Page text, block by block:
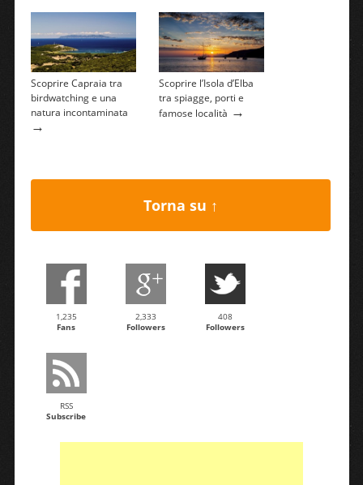
Scoprire Capraia tra
birdwatching e una
natura incontaminata
→
Scoprire l’Isola d’Elba
tra spiagge, porti e
famose località →
Torna su ↑
1,235
Fans
2,333
Followers
408
Followers
RSS
Subscribe